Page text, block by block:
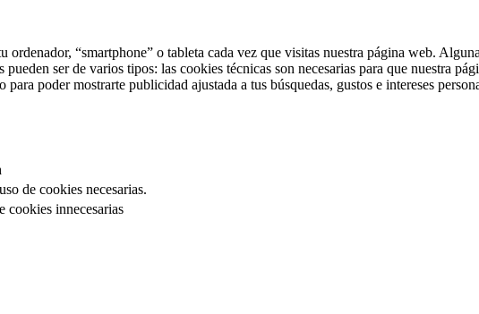
“smartphone” o tableta cada vez que visitas nuestra página web.
ser de varios tipos: las cookies técnicas son necesarias para que nuestra
poder mostrarte publicidad ajustada a tus búsquedas, gustos e intereses
de cookies necesarias.
cookies innecesarias